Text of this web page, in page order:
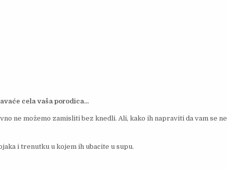
cela vaša porodica…
ne možemo zamisliti bez knedli. Ali, kako ih napraviti da vam se ne
i trenutku u kojem ih ubacite u supu.